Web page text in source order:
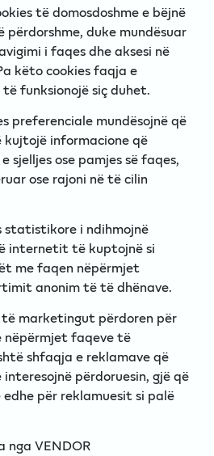
të domosdoshme e bëjnë
duke mundësuar
i faqes dhe aksesi në
këto cookies faqja e
funksionojë siç duhet.
preferenciale mundësojnë që
informacione që
sjelljes ose pamjes së faqes,
ose rajoni në të cilin
statistikore i ndihmojnë
internetit të kuptojnë si
me faqen nëpërmjet
anonim të të dhënave.
marketingut përdoren për
nëpërmjet faqeve të
shfaqja e reklamave që
përdoruesin, gjë që
për reklamuesit si palë
nga VENDOR